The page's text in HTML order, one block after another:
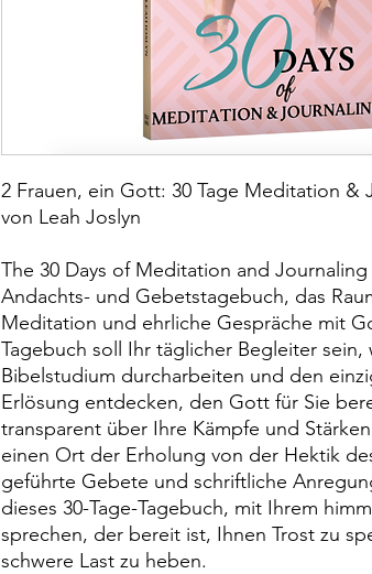
2 Frauen, ein Gott: 30 Tage Meditation &
von Leah Joslyn
The 30 Days of Meditation and
Andachts- und Gebetstagebuch, das
Meditation und ehrliche Gespräche mit
Tagebuch soll Ihr täglicher Begleiter sein,
Bibelstudium durcharbeiten und den
Erlösung entdecken, den Gott für Sie
transparent über Ihre Kämpfe und
einen Ort der Erholung von der Hektik
geführte Gebete und schriftliche
dieses 30-Tage-Tagebuch, mit Ihrem
sprechen, der bereit ist, Ihnen Trost zu
schwere Last zu heben.